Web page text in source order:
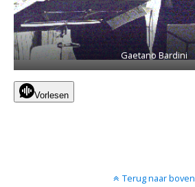
Gaetano Bardini
Vorlesen
Terug naar boven